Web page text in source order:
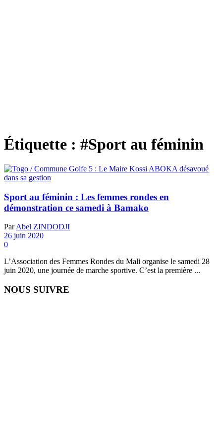
Étiquette : #Sport au féminin
Sport au féminin : Les femmes rondes en
démonstration ce samedi à Bamako
Par Abel ZINDODJI
26 juin 2020
0
L’Association des Femmes Rondes du Mali organise le samedi 28
juin 2020, une journée de marche sportive. C’est la première ...
NOUS SUIVRE